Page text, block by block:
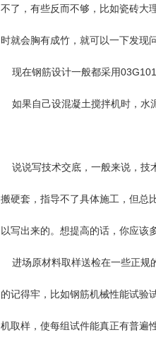
不了，有些反而不够，比如瓷砖大
时就会胸有成竹，就可以一下发现问
现在钢筋设计一般都采用
如果自己设混凝土搅拌机时，水
说说写技术交底，一般来说，技
搬硬套，指导不了具体施工，但总
以写出来的。想提高的话，你应该
进场原材料取样送检在一些正规
的记得牢，比如钢筋机械性能试验
机取样，使每组试件能真正有普遍